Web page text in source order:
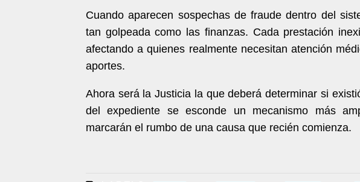
Cuando aparecen sospechas de fraude dentro del
tan golpeada como las finanzas. Cada prestación
afectando a quienes realmente necesitan atención
aportes.
Ahora será la Justicia la que deberá determinar si
del expediente se esconde un mecanismo más
marcarán el rumbo de una causa que recién comienza.